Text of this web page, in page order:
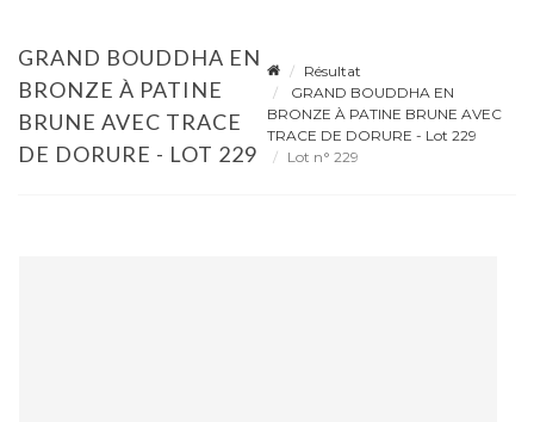
GRAND BOUDDHA EN
BRONZE À PATINE
BRUNE AVEC TRACE
DE DORURE - LOT 229
Résultat
GRAND BOUDDHA EN
BRONZE À PATINE BRUNE AVEC
TRACE DE DORURE - Lot 229
Lot n° 229